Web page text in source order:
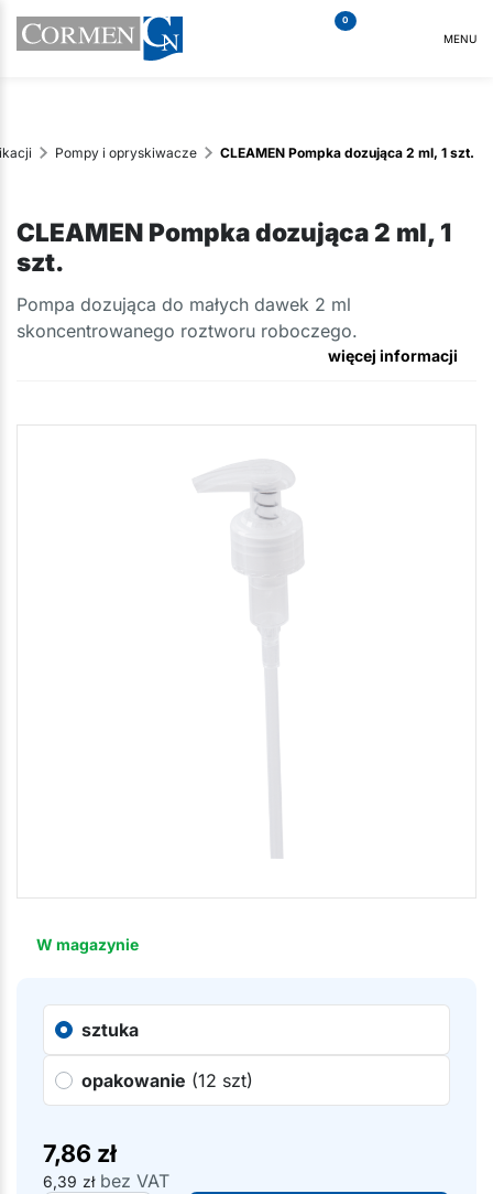
0
MENU
Pompy i opryskiwacze CLEAMEN Pompka dozująca 2 ml, 1 szt.
CLEAMEN Pompka dozująca 2 ml, 1
szt.
​Pompa dozująca do małych dawek 2 ml
skoncentrowanego roztworu roboczego.
więcej informacji
W magazynie
sztuka
opakowanie (12 szt)
7,86 zł
6,39 zł bez VAT